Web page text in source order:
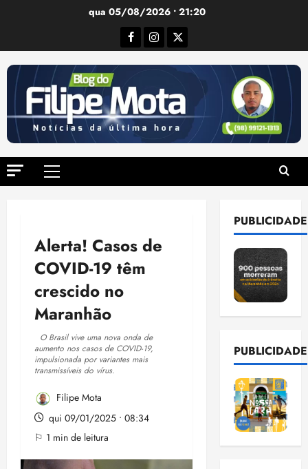
qua 05/08/2026 • 21:20
Facebook
Instagram
Twitter
Menu
Alerta! Casos de
COVID-19 têm
crescido no
Maranhão
O Brasil vive uma nova onda de
aumento nos casos de COVID-19,
impulsionada por variantes mais
transmissíveis do vírus.
Filipe Mota
qui 09/01/2025 • 08:34
⚐ 1 min de leitura
PUBLICIDADE
PUBLICIDADE